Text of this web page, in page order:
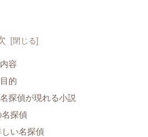
容
的
探偵が現れる小説
探偵
い名探偵